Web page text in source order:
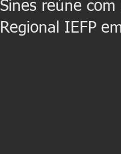
Sines reúne com
Regional IEFP